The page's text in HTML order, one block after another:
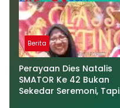
Berita
Perayaan Dies Natalis
SMATOR Ke 42 Bukan
Sekedar Seremoni, Tapi